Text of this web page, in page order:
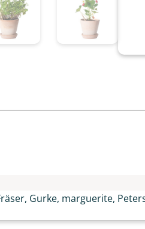
Gurke, marguerite,